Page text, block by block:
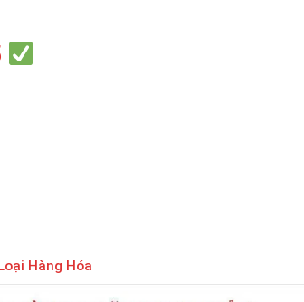
Hàng Hóa